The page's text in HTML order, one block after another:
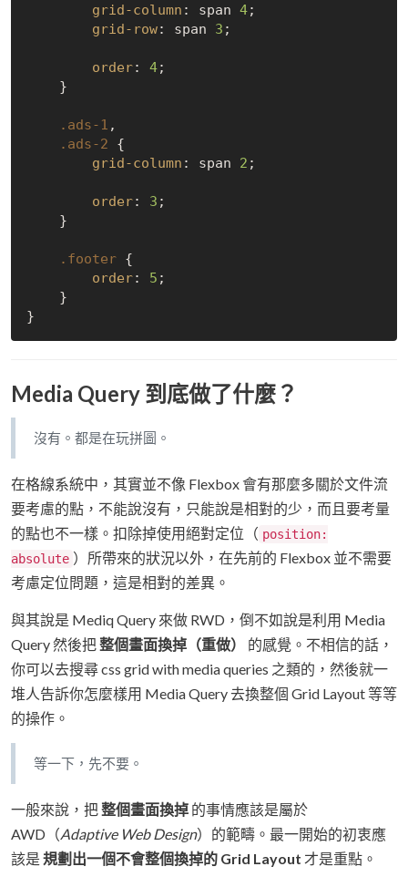
grid-column : span 4;
grid-row: span 3 ;
order: 4;
.ads-1 ,
.ads-2 {
grid-column : span 2 ;
order: 3 ;
.footer {
order: 5 ;
Media Query 到底做了什麼？
沒有。都是在玩拼圖。
在格線系統中，其實並不像 Flexbox 會有那麼多關於文件流
要考慮的點，不能說沒有，只能說是相對的少，而且要考量
的點也不一樣。扣除掉使用絕對定位（ position:
absolute ）所帶來的狀況以外，在先前的 Flexbox 並不需要
考慮定位問題，這是相對的差異。
與其說是 Mediq Query 來做 RWD，倒不如說是利用 Media
Query 然後把整個畫面換掉（重做）
的感覺。不相信的話，
你可以去搜尋 css grid with media queries 之類的，然後就一
堆人告訴你怎麼樣用 Media Query 去換整個 Grid Layout 等等
的操作。
等一下，先不要。
一般來說，把整個畫面換掉 的事情應該是屬於
AWD（Adaptive Web Design）的範疇。最一開始的初衷應
該是 規劃出一個不會整個換掉的 Grid Layout 才是重點。